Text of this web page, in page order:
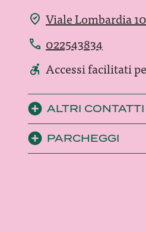
Viale Lombardia
022543834
Accessi facilitati
ALTRI CONTATTI
PARCHEGGI